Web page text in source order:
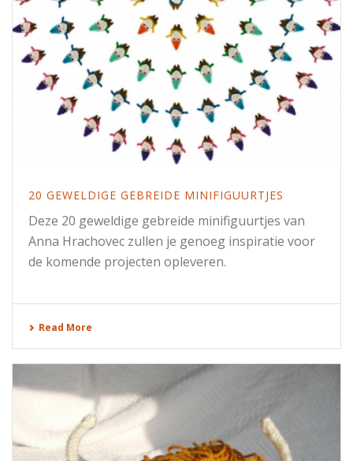
20 GEWELDIGE GEBREIDE MINIFIGUURTJES
Deze 20 geweldige gebreide minifiguurtjes van
Anna Hrachovec zullen je genoeg inspiratie voor
de komende projecten opleveren.
Read More